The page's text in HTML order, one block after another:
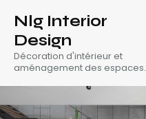
Nlg Interior
Design
Décoration d'intérieur et
aménagement des espaces.